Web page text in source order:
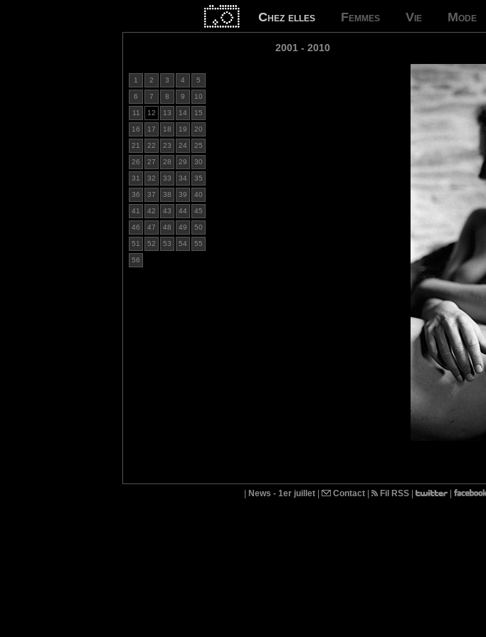
Chez elles Femmes Vie Mode
2001 - 2010
1 2 3 4 5
6 7 8 9 10
11 12 13 14 15
16 17 18 19 20
21 22 23 24 25
26 27 28 29 30
31 32 33 34 35
36 37 38 39 40
41 42 43 44 45
46 47 48 49 50
51 52 53 54 55
56
News - 1er juillet| Contact| Fil RSS| |